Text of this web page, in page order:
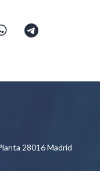
28016 Madrid